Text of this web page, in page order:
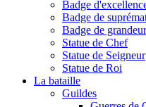
Badge
Badge de
Badge de grandeur
Statue de Chef
Statue de Seigneur
Statue de Roi
La bataille
Guildes